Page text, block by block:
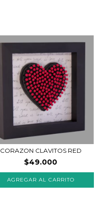
CORAZON CLAVITOS RED
$49.000
AGREGAR AL CARRITO